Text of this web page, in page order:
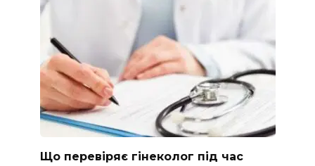
Що перевіряє гінеколог під час